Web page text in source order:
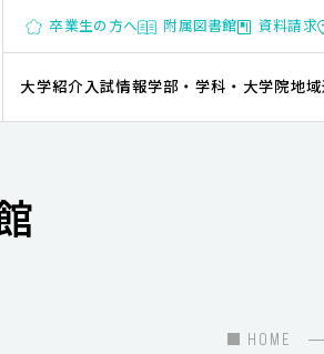
卒業生の方へ 附属図書館 資料請求
大学紹介入試情報学部・学科・大学院地
HOME